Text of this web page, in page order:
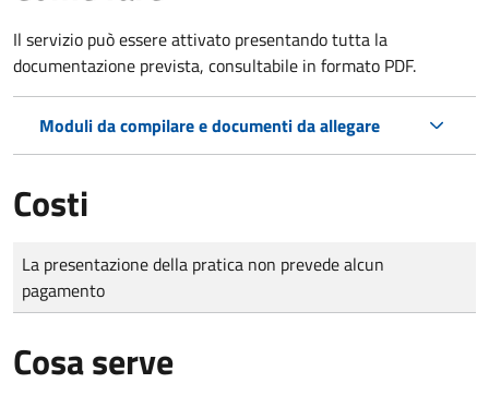
Il servizio può essere attivato presentando tutta la
documentazione prevista, consultabile in formato PDF.
Moduli da compilare e documenti da allegare
Costi
Tipo di pagamento
Importo
La presentazione della pratica non prevede alcun
pagamento
Cosa serve